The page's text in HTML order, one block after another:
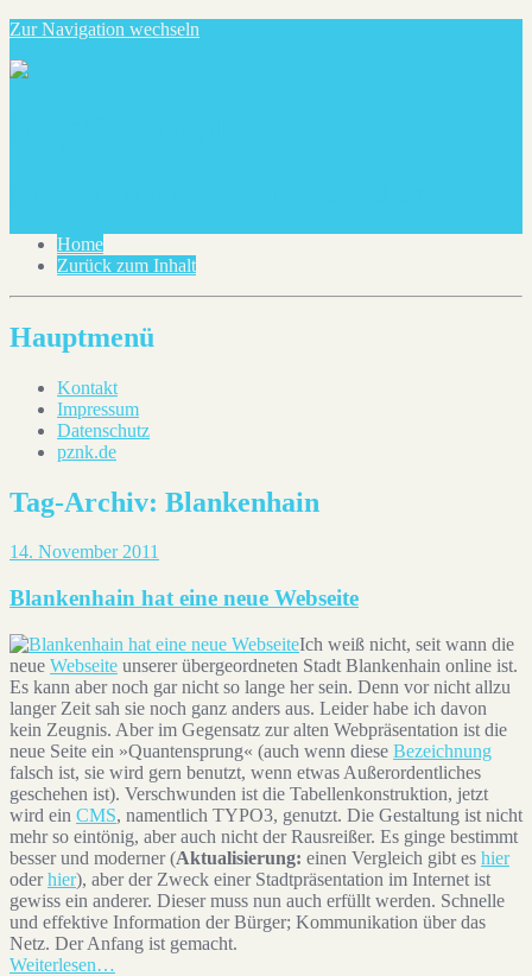
Zur Navigation wechseln
Home
Zurück zum Inhalt
Hauptmenü
Kontakt
Impressum
Datenschutz
pznk.de
Tag-Archiv: Blankenhain
14. November 2011
Blankenhain hat eine neue Webseite
Ich weiß nicht, seit wann die
neue Webseite unserer übergeordneten Stadt Blankenhain online ist.
Es kann aber noch gar nicht so lange her sein. Denn vor nicht allzu
langer Zeit sah sie noch ganz anders aus. Leider habe ich davon
kein Zeugnis. Aber im Gegensatz zur alten Webpräsentation ist die
neue Seite ein »Quantensprung« (auch wenn diese Bezeichnung
falsch ist, sie wird gern benutzt, wenn etwas Außerordentliches
geschehen ist). Verschwunden ist die Tabellenkonstruktion, jetzt
wird ein CMS, namentlich TYPO3, genutzt. Die Gestaltung ist nicht
mehr so eintönig, aber auch nicht der Rausreißer. Es ginge bestimmt
besser und moderner (Aktualisierung: einen Vergleich gibt es hier
oderhier), aber der Zweck einer Stadtpräsentation im Internet ist
gewiss ein anderer. Dieser muss nun auch erfüllt werden. Schnelle
und effektive Information der Bürger; Kommunikation über das
Netz. Der Anfang ist gemacht.
Weiterlesen…